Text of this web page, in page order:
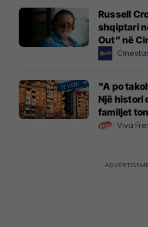
Russell
shqiptari
Out” në
"A po
Një histori
familjet
Viva